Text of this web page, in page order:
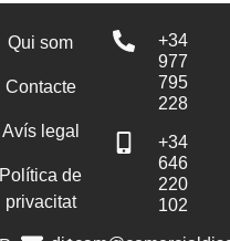
Qui som
Contacte
Avís legal
Política de
privacitat
+34
977
795
228
+34
646
220
102